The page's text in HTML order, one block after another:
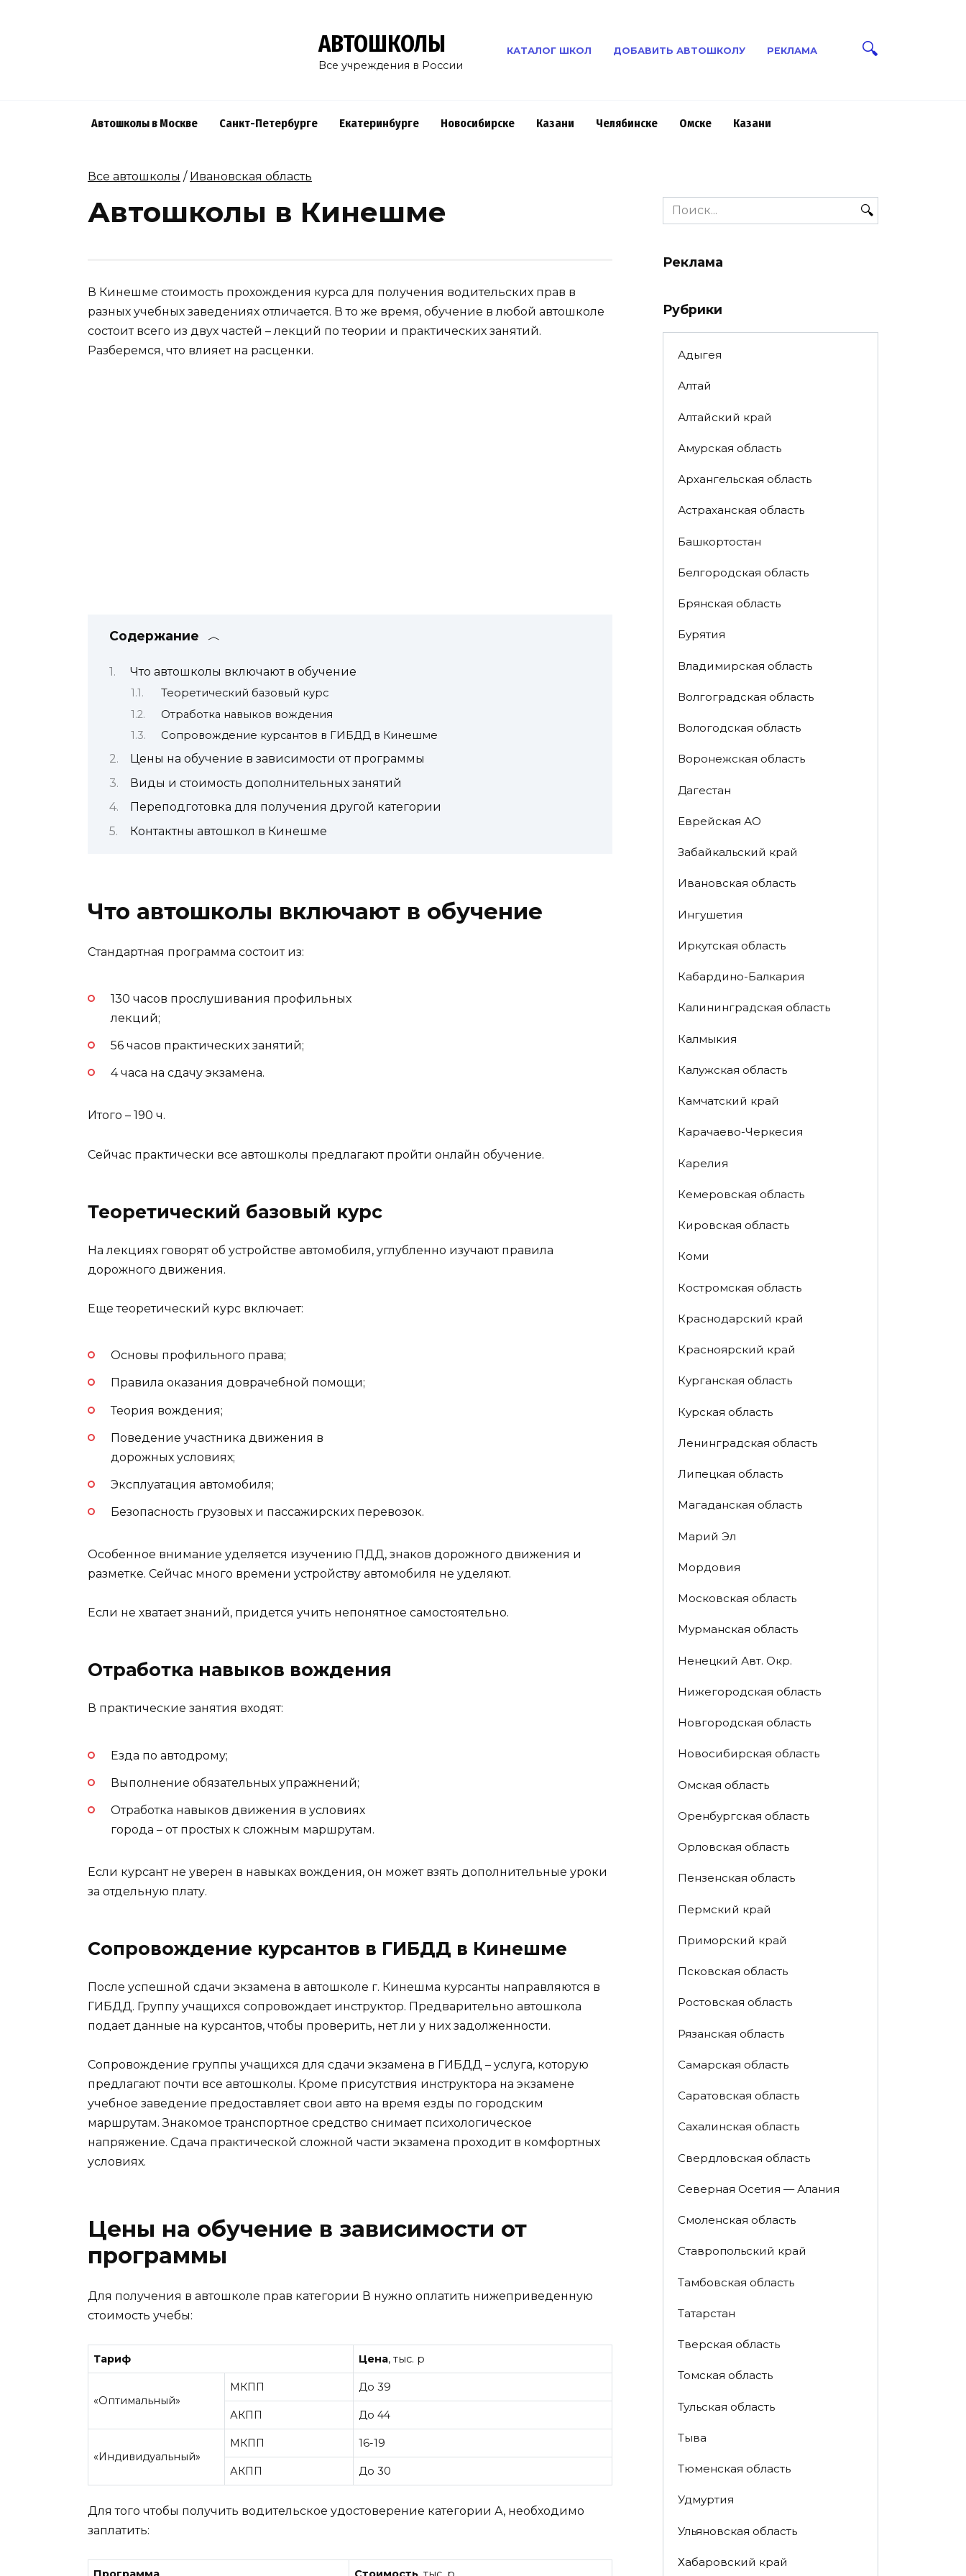
АВТОШКОЛЫ
Все учреждения в России
КАТАЛОГ ШКОЛ ДОБАВИТЬ АВТОШКОЛУ РЕКЛАМА
Автошколы в Москве Санкт-Петербурге Екатеринбурге Новосибирске Казани Челябинске Омске Казани
Все автошколы / Ивановская область
Автошколы в Кинешме
В Кинешме стоимость прохождения курса для получения водительских прав в
разных учебных заведениях отличается. В то же время, обучение в любой автошколе
состоит всего из двух частей – лекций по теории и практических занятий.
Разберемся, что влияет на расценки.
Содержание
Что автошколы включают в обучение
Теоретический базовый курс
Отработка навыков вождения
Сопровождение курсантов в ГИБДД в Кинешме
Цены на обучение в зависимости от программы
Виды и стоимость дополнительных занятий
Переподготовка для получения другой категории
Контактны автошкол в Кинешме
Что автошколы включают в обучение
Стандартная программа состоит из:
130 часов прослушивания профильных
лекций;
56 часов практических занятий;
4 часа на сдачу экзамена.
Итого – 190 ч.
Сейчас практически все автошколы предлагают пройти онлайн обучение.
Теоретический базовый курс
На лекциях говорят об устройстве автомобиля, углубленно изучают правила
дорожного движения.
Еще теоретический курс включает:
Основы профильного права;
Правила оказания доврачебной помощи;
Теория вождения;
Поведение участника движения в
дорожных условиях;
Эксплуатация автомобиля;
Безопасность грузовых и пассажирских перевозок.
Особенное внимание уделяется изучению ПДД, знаков дорожного движения и
разметке. Сейчас много времени устройству автомобиля не уделяют.
Если не хватает знаний, придется учить непонятное самостоятельно.
Отработка навыков вождения
В практические занятия входят:
Езда по автодрому;
Выполнение обязательных упражнений;
Отработка навыков движения в условиях
города – от простых к сложным маршрутам.
Если курсант не уверен в навыках вождения, он может взять дополнительные уроки
за отдельную плату.
Сопровождение курсантов в ГИБДД в Кинешме
После успешной сдачи экзамена в автошколе г. Кинешма курсанты направляются в
ГИБДД. Группу учащихся сопровождает инструктор. Предварительно автошкола
подает данные на курсантов, чтобы проверить, нет ли у них задолженности.
Сопровождение группы учащихся для сдачи экзамена в ГИБДД – услуга, которую
предлагают почти все автошколы. Кроме присутствия инструктора на экзамене
учебное заведение предоставляет свои авто на время езды по городским
маршрутам. Знакомое транспортное средство снимает психологическое
напряжение. Сдача практической сложной части экзамена проходит в комфортных
условиях.
Цены на обучение в зависимости от
программы
Для получения в автошколе прав категории В нужно оплатить нижеприведенную
стоимость учебы:
Тариф Цена, тыс. р
«Оптимальный»
МКПП До 39
АКПП До 44
«Индивидуальный»
МКПП 16-19
АКПП До 30
Для того чтобы получить водительское удостоверение категории А, необходимо
заплатить:
Search
for:
Реклама
Рубрики
Адыгея
Алтай
Алтайский край
Амурская область
Архангельская область
Астраханская область
Башкортостан
Белгородская область
Брянская область
Бурятия
Владимирская область
Волгоградская область
Вологодская область
Воронежская область
Дагестан
Еврейская АО
Забайкальский край
Ивановская область
Ингушетия
Иркутская область
Кабардино-Балкария
Калининградская область
Калмыкия
Калужская область
Камчатский край
Карачаево-Черкесия
Карелия
Кемеровская область
Кировская область
Коми
Костромская область
Краснодарский край
Красноярский край
Курганская область
Курская область
Ленинградская область
Липецкая область
Магаданская область
Марий Эл
Мордовия
Московская область
Мурманская область
Ненецкий Авт. Окр.
Нижегородская область
Новгородская область
Новосибирская область
Омская область
Оренбургская область
Орловская область
Пензенская область
Пермский край
Приморский край
Псковская область
Ростовская область
Рязанская область
Самарская область
Саратовская область
Сахалинская область
Свердловская область
Северная Осетия — Алания
Смоленская область
Ставропольский край
Тамбовская область
Татарстан
Тверская область
Томская область
Тульская область
Тыва
Тюменская область
Удмуртия
Ульяновская область
Хабаровский край